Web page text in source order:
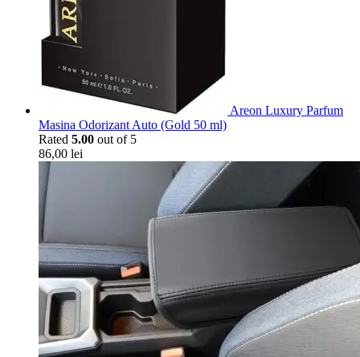
Areon Luxury Parfum
Masina Odorizant Auto (Gold 50 ml)
Rated 5.00 out of 5
86,00 lei